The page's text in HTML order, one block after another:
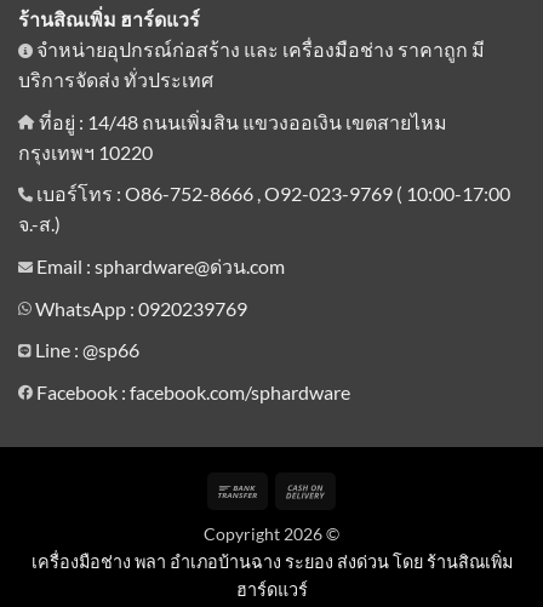
ร้านสิณเพิ่ม ฮาร์ดแวร์
จำหน่ายอุปกรณ์ก่อสร้าง และ เครื่องมือช่าง ราคาถูก มี
บริการจัดส่ง ทั่วประเทศ
ที่อยู่ : 14/48 ถนนเพิ่มสิน แขวงออเงิน เขตสายไหม
กรุงเทพฯ 10220
เบอร์โทร : O86-752-8666 , O92-023-9769 ( 10:00-17:00
จ.-ส.)
Email : sphardware@ด่วน.com
WhatsApp : 0920239769
Line : @sp66
Facebook : facebook.com/sphardware
Bank
Delivery
Copyright 2026 ©
เครื่องมือช่าง พลา อำเภอบ้านฉาง ระยอง ส่งด่วน โดย ร้านสิณเพิ่ม
ฮาร์ดแวร์